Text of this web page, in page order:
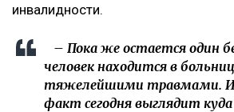
инвалидности.
– Пока же остается один
человек находится в
тяжелейшими травмами.
факт сегодня выглядит